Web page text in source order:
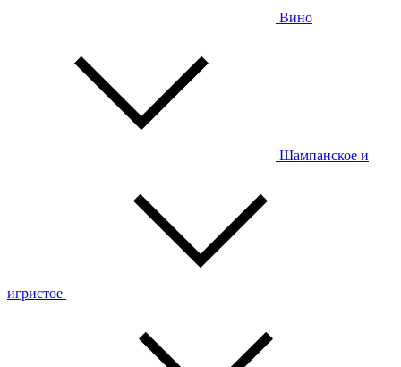
Вино
Шампанское и
игристое